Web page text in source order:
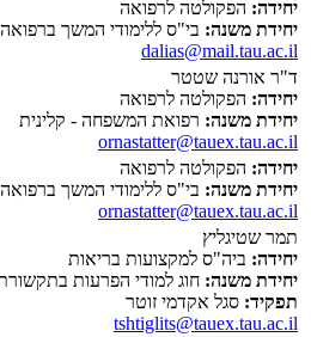
יחידה: הפקולטה לרפואה
יחידת משנה: בי"ס ללימודי המשך ברפואה
dalias@mail.tau.ac.il
ד"ר אורנה שטטר
יחידה: הפקולטה לרפואה
יחידת משנה: רפואת המשפחה - קלינית
ornastatter@tauex.tau.ac.il
יחידה: הפקולטה לרפואה
יחידת משנה: בי"ס ללימודי המשך ברפואה
ornastatter@tauex.tau.ac.il
תמר שטיגליץ
יחידה: ביה"ס למקצועות בריאות
יחידת משנה: חוג למודי הפרעות
תפקיד: סגל אקדמי זוטר
tshtiglits@tauex.tau.ac.il